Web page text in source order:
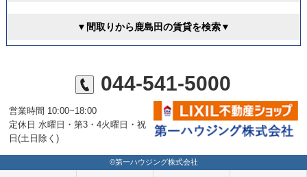
▼間取りから鹿島田の賃貸を検索▼
044-541-5000
営業時間 10:00~18:00
定休日 水曜日・第3・4火曜日・祝
日(土日除く)
©第一ハウジング株式会社